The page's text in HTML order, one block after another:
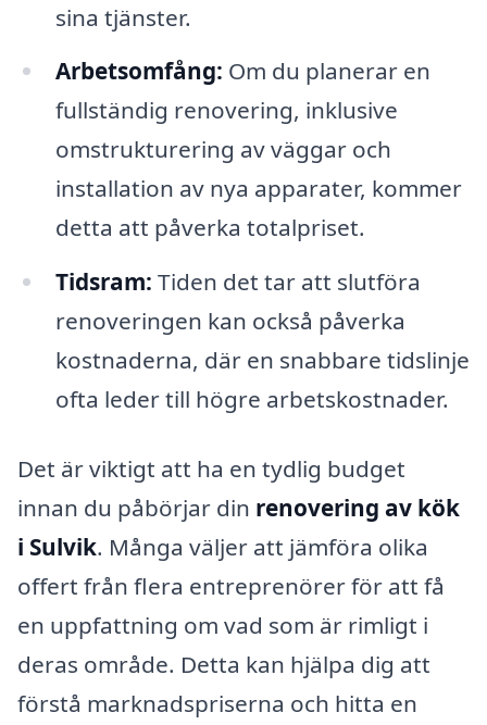
sina tjänster.
Arbetsomfång: Om du planerar en
fullständig renovering, inklusive
omstrukturering av väggar och
installation av nya apparater, kommer
detta att påverka totalpriset.
Tidsram: Tiden det tar att slutföra
renoveringen kan också påverka
kostnaderna, där en snabbare tidslinje
ofta leder till högre arbetskostnader.
Det är viktigt att ha en tydlig budget
innan du påbörjar din renovering av kök
i Sulvik. Många väljer att jämföra olika
offert från flera entreprenörer för att få
en uppfattning om vad som är rimligt i
deras område. Detta kan hjälpa dig att
förstå marknadspriserna och hitta en